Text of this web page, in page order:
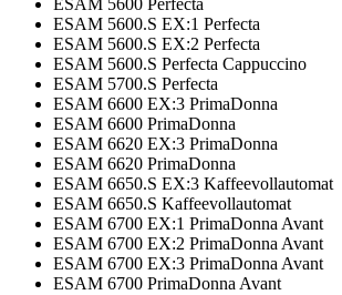
ESAM 5600.S EX:1 Perfecta
ESAM 5600.S EX:2 Perfecta
ESAM 5600.S Perfecta Cappuccino
ESAM 5700.S Perfecta
ESAM 6600 EX:3 PrimaDonna
ESAM 6600 PrimaDonna
ESAM 6620 EX:3 PrimaDonna
ESAM 6620 PrimaDonna
ESAM 6650.S EX:3 Kaffeevollautomat
ESAM 6650.S Kaffeevollautomat
ESAM 6700 EX:1 PrimaDonna Avant
ESAM 6700 EX:2 PrimaDonna Avant
ESAM 6700 EX:3 PrimaDonna Avant
ESAM 6700 PrimaDonna Avant